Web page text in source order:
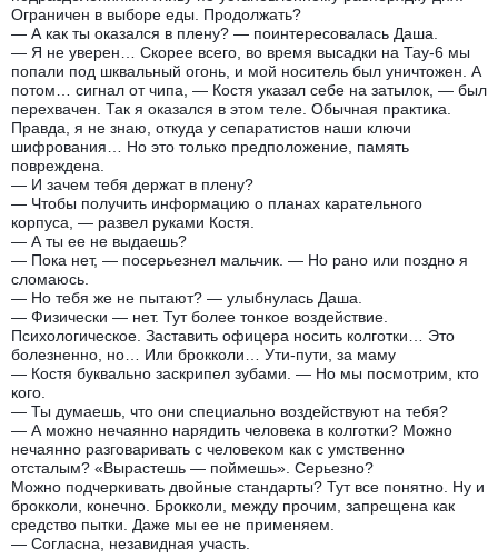
Ограничен в выборе еды. Продолжать?
— А как ты оказался в плену? — поинтересовалась Даша.
— Я не уверен… Скорее всего, во время высадки на Тау-6 мы
попали под шквальный огонь, и мой носитель был уничтожен. А
потом… сигнал от чипа, — Костя указал себе на затылок, — был
перехвачен. Так я оказался в этом теле. Обычная практика.
Правда, я не знаю, откуда у сепаратистов наши ключи
шифрования… Но это только предположение, память
повреждена.
— И зачем тебя держат в плену?
— Чтобы получить информацию о планах карательного
корпуса, — развел руками Костя.
— А ты ее не выдаешь?
— Пока нет, — посерьезнел мальчик. — Но рано или поздно я
сломаюсь.
— Но тебя же не пытают? — улыбнулась Даша.
— Физически — нет. Тут более тонкое воздействие.
Психологическое. Заставить офицера носить колготки… Это
болезненно, но… Или брокколи… Ути-пути, за маму
— Костя буквально заскрипел зубами. — Но мы посмотрим, кто
кого.
— Ты думаешь, что они специально воздействуют на тебя?
— А можно нечаянно нарядить человека в колготки? Можно
нечаянно разговаривать с человеком как с умственно
отсталым? «Вырастешь — поймешь». Серьезно?
Можно подчеркивать двойные стандарты? Тут все понятно. Ну и
брокколи, конечно. Брокколи, между прочим, запрещена как
средство пытки. Даже мы ее не применяем.
— Согласна, незавидная участь.